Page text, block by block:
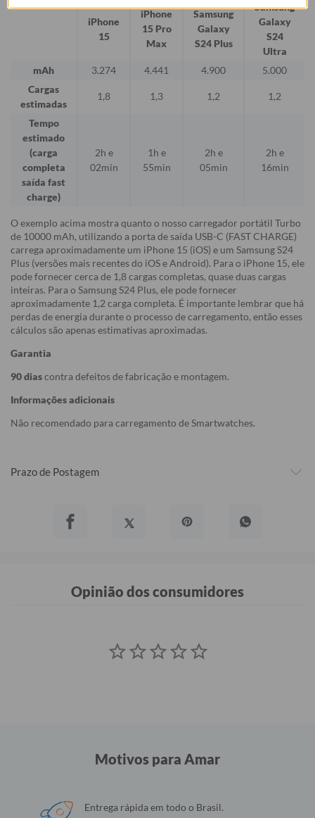
iPhone
15
iPhone
15 Pro
Max
Samsung
Galaxy
S24 Plus
Samsung
Galaxy
S24
Ultra
mAh
3.274 4.441 4.900
5.000
Cargas
estimadas
1,8 1,3 1,2 1,2
Tempo
estimado
(carga
completa
saída fast
charge)
2h e
02min
1h e
55min
2h e
05min
2h e
16min
O exemplo acima mostra quanto o nosso carregador portátil Turbo
de 10000 mAh, utilizando a porta de saída USB-C (FAST CHARGE)
carrega aproximadamente um iPhone 15 (iOS) e um Samsung S24
Plus (versões mais recentes do iOS e Android). Para o iPhone 15, ele
pode fornecer cerca de 1,8 cargas completas, quase duas cargas
inteiras. Para o Samsung S24 Plus, ele pode fornecer
aproximadamente 1,2 carga completa. É importante lembrar que há
perdas de energia durante o processo de carregamento, então esses
cálculos são apenas estimativas aproximadas.
Garantia
90 diascontra defeitos de fabricação e montagem.
Informações adicionais
Não recomendado para carregamento de Smartwatches.
Prazo de Postagem
Opinião dos consumidores
Motivos para Amar
Entrega rápida em todo o Brasil.